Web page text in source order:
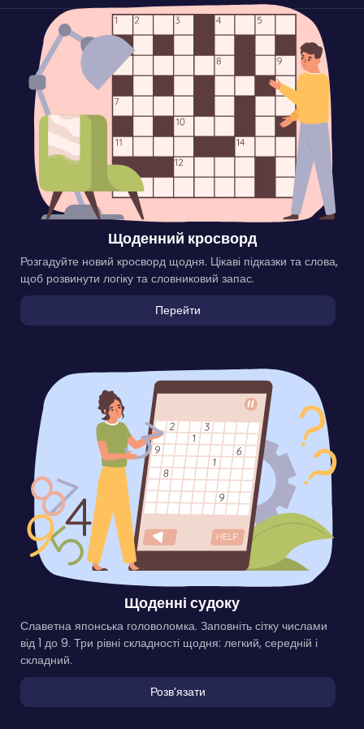
Щоденний кросворд
Розгадуйте новий кросворд щодня. Цікаві підказки та слова,
щоб розвинути логіку та словниковий запас.
Перейти
Щоденні судоку
Славетна японська головоломка. Заповніть сітку числами
від 1 до 9. Три рівні складності щодня: легкий, середній і
складний.
Розвʼязати